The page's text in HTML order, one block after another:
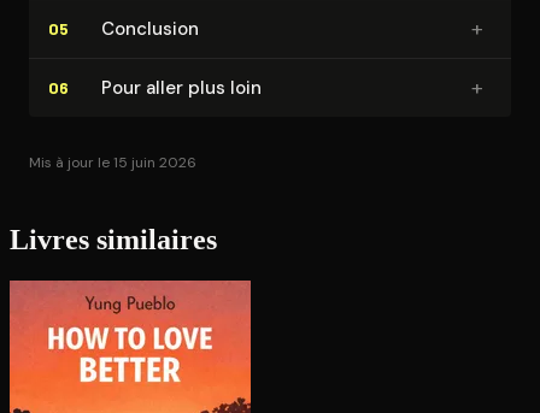
05 Conclusion +
06 Pour aller plus loin +
Mis à jour le 15 juin 2026
Livres similaires